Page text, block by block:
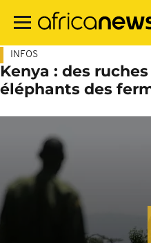
contenu
INFOS
Kenya : des
éléphants des